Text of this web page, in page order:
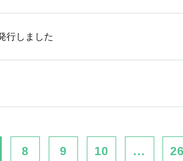
行しました
8 9 10 ... 26